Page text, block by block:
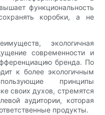
функциональность
коробки, а не
экологичная
современности и
бренда. По
к более экологичным
принципы
своих духов, стремятся
аудитории, которая
продукты.